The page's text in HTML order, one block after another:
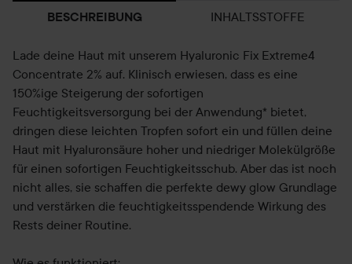
BESCHREIBUNG INHALTSSTOFFE
Lade deine Haut mit unserem Hyaluronic Fix Extreme4
Concentrate 2% auf. Klinisch erwiesen, dass es eine
150%ige Steigerung der sofortigen
Feuchtigkeitsversorgung bei der Anwendung* bietet,
dringen diese leichten Tropfen sofort ein und füllen deine
Haut mit Hyaluronsäure hoher und niedriger Molekülgröße
für einen sofortigen Feuchtigkeitsschub. Aber das ist noch
nicht alles, sie schaffen die perfekte dewy glow Grundlage
und verstärken die feuchtigkeitsspendende Wirkung des
Rests deiner Routine.